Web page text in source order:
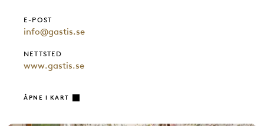
E-POST
info@gastis.se
NETTSTED
www.gastis.se
ÅPNE I KART